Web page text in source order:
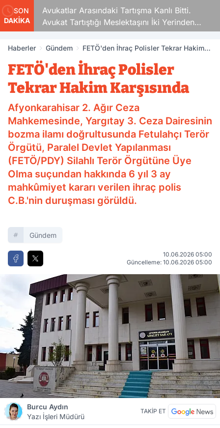
SON
DAKİKA
Avukatlar Arasındaki Tartışma Kanlı Bitti.
Avukat Tartıştığı Meslektaşını İki Yerinden
Vurdu
Haberler Gündem
FETÖ'den İhraç Polisler Tekrar Hakim
FETÖ'den İhraç Polisler
Tekrar Hakim Karşısında
Afyonkarahisar 2. Ağır Ceza
Mahkemesinde, Yargıtay 3. Ceza Dairesinin
bozma ilamı doğrultusunda Fetulahçı Terör
Örgütü, Paralel Devlet Yapılanması
(FETÖ/PDY) Silahlı Terör Örgütüne Üye
Olma suçundan hakkında 6 yıl 3 ay
mahkûmiyet kararı verilen ihraç polis
C.B.'nin duruşması görüldü.
Gündem
10.06.2026 05:00
Güncelleme: 10.06.2026 05:00
Burcu Aydın
Yazı İşleri Müdürü
TAKİP ET